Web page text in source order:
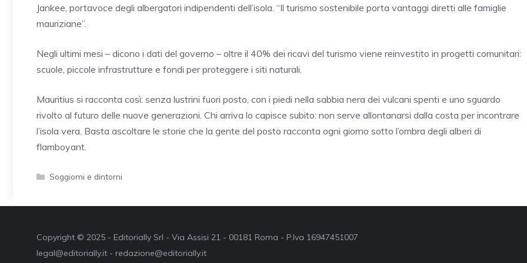
Jankee, portavoce degli albergatori indipendenti dell’isola. “Il turismo sostenibile porta vantaggi diretti alle famiglie
mauriziane”.
Negli ultimi mesi – dicono i dati del governo – oltre il 40% dei ricavi del turismo viene reinvestito in progetti comunitari:
scuole, piccole infrastrutture e fondi per proteggere i siti naturali.
Mauritius si racconta così: senza lustrini fuori posto, con i piedi nella sabbia nera dei vulcani spenti e uno sguardo
rivolto al futuro delle nuove generazioni. Chi arriva lo capisce subito: non serve allontanarsi dalla costa per incontrare
l’isola vera. Basta ascoltare le storie che la gente del posto racconta ogni giorno sotto l’ombra degli alberi di
flamboyant.
Categorie
Soggiorni e dintorni
Copyright © 2025 - Editorially Srl - Via Assisi 21 - 00181 Roma - P.Iva 16947451007
legal@editorially.it - redazione@editorially.it